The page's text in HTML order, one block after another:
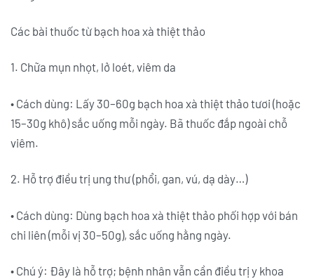
Các bài thuốc từ bạch hoa xà thiệt thảo
1. Chữa mụn nhọt, lở loét, viêm da
• Cách dùng: Lấy 30–60g bạch hoa xà thiệt thảo tươi (hoặc
15–30g khô) sắc uống mỗi ngày. Bã thuốc đắp ngoài chỗ
viêm.
2. Hỗ trợ điều trị ung thư (phổi, gan, vú, dạ dày…)
• Cách dùng: Dùng bạch hoa xà thiệt thảo phối hợp với bán
chi liên (mỗi vị 30–50g), sắc uống hằng ngày.
• Chú ý: Đây là hỗ trợ; bệnh nhân vẫn cần điều trị y khoa